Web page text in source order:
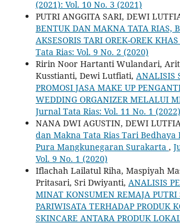
(2021): Vol. 10 No. 3 (2021)
PUTRI ANGGITA SARI, DEWI
BENTUK DAN MAKNA TATA RIAS,
AKSESORIS TARI OREK-OREK
Tata Rias: Vol. 9 No. 2 (2020)
Ririn Noor Hartanti Wulandari,
Kusstianti, Dewi Lutfiati, ANALISIS
PROMOSI JASA MAKE UP
WEDDING ORGANIZER MELALUI
Jurnal Tata Rias: Vol. 11 No. 1
NANA DWI AGUSTIN, DEWI
dan Makna Tata Rias Tari
Pura Mangkunegaran Surakarta ,
Vol. 9 No. 1 (2020)
Iflachah Lailatul Riha, Maspiyah
Pritasari, Sri Dwiyanti, ANALISIS
MINAT KONSUMEN REMAJA PUTRI
PARIWISATA TERHADAP PRODUK
SKINCARE ANTARA PRODUK